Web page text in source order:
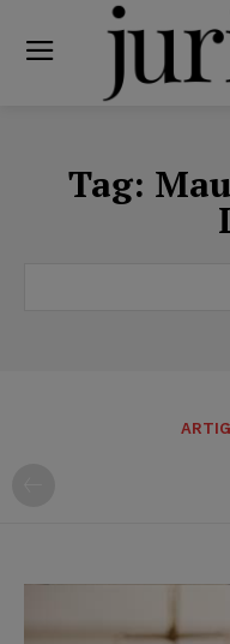
Tag: